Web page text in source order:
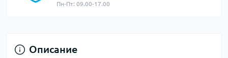
Пн-Пт: 09.00-17.00
Описание